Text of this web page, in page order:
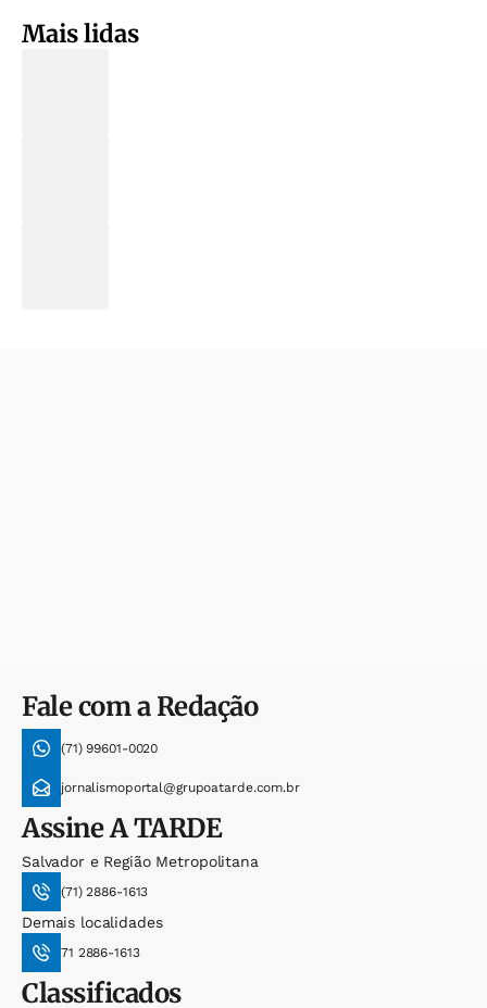
Mais lidas
Fale com a Redação
(71) 99601-0020
jornalismoportal@grupoatarde.com.br
AssineA TARDE
Salvador e Região Metropolitana
(71) 2886-1613
Demais localidades
71 2886-1613
Classificados